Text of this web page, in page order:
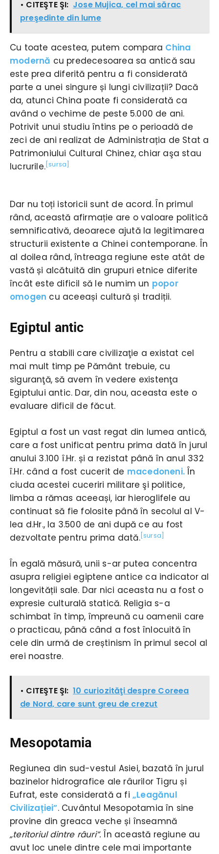
• CITEŞTE ŞI: Jose Mujica, cel mai sărac
preşedinte din lume
Cu toate acestea, putem compara China
modernă cu predecesoarea sa antică sau
este prea diferită pentru a fi considerată
parte a unei singure și lungi civilizații? Dacă
da, atunci China poate fi considerată ca
având o vechime de peste 5.000 de ani.
Potrivit unui studiu întins pe o perioadă de
zeci de ani realizat de Administrația de Stat a
Patrimoniului Cultural Chinez, chiar aşa stau
lucrurile. [sursa]
Dar nu toți istoricii sunt de acord. În primul
rând, această afirmație are o valoare politică
semnificativă, deoarece ajută la legitimarea
structurii existente a Chinei contemporane. În
al doilea rând, întreaga regiune este atât de
vastă și alcătuită din grupuri etnice diferite
încât este dificil să le numim un popor
omogen cu aceeași cultură și tradiții.
Egiptul antic
Pentru a stabili care civilizaţie a existat cel
mai mult timp pe Pământ trebuie, cu
siguranţă, să avem în vedere existenţa
Egiptului antic. Dar, din nou, aceasta este o
evaluare dificil de făcut.
Egiptul a fost un vast regat din lumea antică,
care a fost unificat pentru prima dată în jurul
anului 3.100 î.Hr. și a rezistat până în anul 332
î.Hr. când a fost cucerit de macedoneni. În
ciuda acestei cuceriri militare şi politice,
limba a rămas aceeași, iar hieroglifele au
continuat să fie folosite până în secolul al V-
lea d.Hr., la 3.500 de ani după ce au fost
dezvoltate pentru prima dată. [sursa]
În egală măsură, unii s-ar putea concentra
asupra religiei egiptene antice ca indicator al
longevității sale. Dar nici aceasta nu a fost o
expresie culturală statică. Religia s-a
schimbat în timp, împreună cu oamenii care
o practicau, până când a fost înlocuită în
cele din urmă de creștinism în primul secol al
erei noastre.
• CITEŞTE ŞI: 10 curiozităţi despre Coreea
de Nord, care sunt greu de crezut
Mesopotamia
Regiunea din sud-vestul Asiei, bazată în jurul
bazinelor hidrografice ale râurilor Tigru și
Eufrat, este considerată a fi „Leagănul
Civilizației”. Cuvântul Mesopotamia în sine
provine din greaca veche și înseamnă
„teritoriul dintre râuri”. În această regiune au
avut loc unele dintre cele mai importante